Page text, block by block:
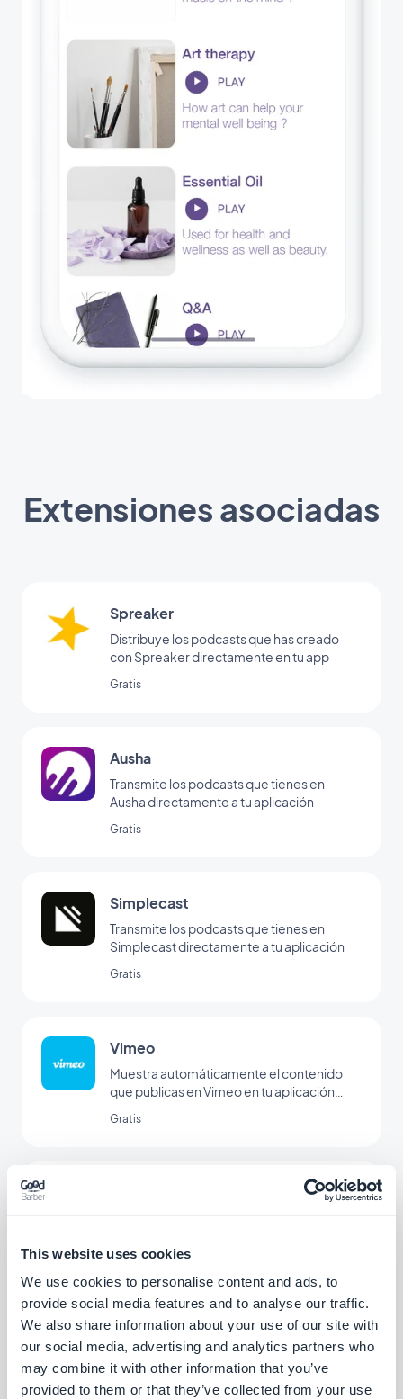
This website uses cookies
We use cookies to personalise content and ads, to
provide social media features and to analyse our traffic.
We also share information about your use of our site with
our social media, advertising and analytics partners who
may combine it with other information that you’ve
provided to them or that they’ve collected from your use
Extensiones asociadas
Spreaker
Distribuye los podcasts que has creado
con Spreaker directamente en tu app
Gratis
Ausha
Transmite los podcasts que tienes en
Ausha directamente a tu aplicación
Gratis
Simplecast
Transmite los podcasts que tienes en
Simplecast directamente a tu aplicación
Gratis
Vimeo
Muestra automáticamente el contenido
que publicas en Vimeo en tu aplicación
Vimeo, para la sincronización en tiempo
Gratis
Feed de video personalizado
Comparte contenido externo creando tu
propio feed personalizado con la